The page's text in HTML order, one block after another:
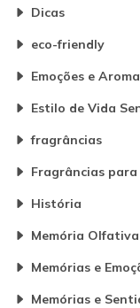
Dicas
eco-friendly
Emoções e
Estilo de Vida
fragrâncias
Fragrâncias
História
Memória Olfativa
Memórias e
Memórias e